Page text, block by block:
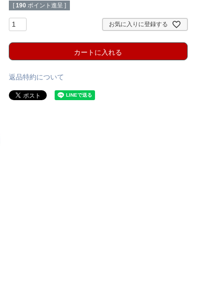
[ 190 ポイント進呈 ]
お気に入りに登録する
カートに入れる
返品特約について